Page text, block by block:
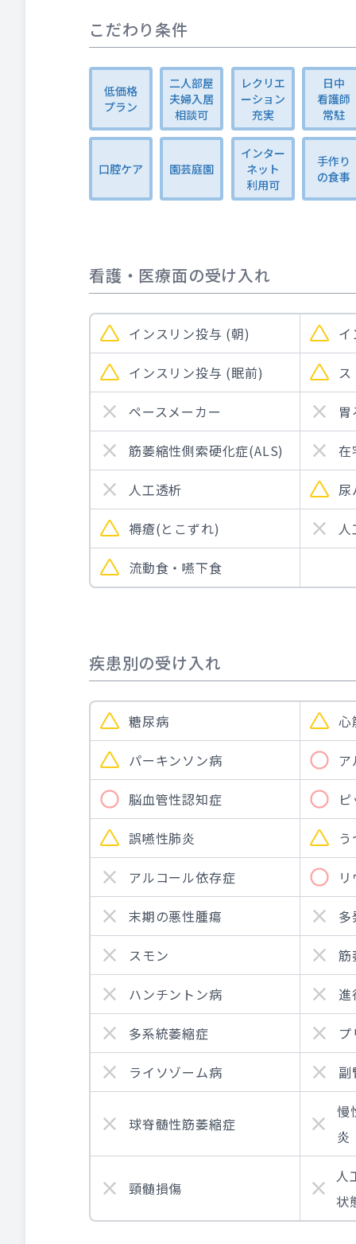
こだわり条件
低価格
プラン
二人部屋
夫婦入居
相談可
レクリエ
ーション
充実
日中
看護師
常駐
口腔ケア 園芸庭園
インター
ネット
利用可
手作り
の食事
看護・医療面の受け入れ
インスリン投与 (朝)
インスリン投与 (眠前)
ペースメーカー
筋萎縮性側索硬化症(ALS) 在
人工透析 尿
褥瘡(とこずれ)
流動食・嚥下食
疾患別の受け入れ
糖尿病 心
パーキンソン病 ア
脳血管性認知症
誤嚥性肺炎
アルコール依存症
末期の悪性腫瘍 多
スモン 筋
ハンチントン病 進
多系統萎縮症
ライソゾーム病 副
球脊髄性筋萎縮症
慢
炎
頸髄損傷
人
状